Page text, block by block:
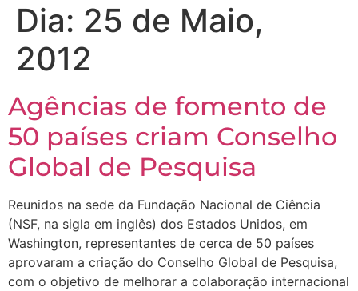
Dia: 25 de Maio,
2012
Agências de fomento de
50 países criam Conselho
Global de Pesquisa
Reunidos na sede da Fundação Nacional de Ciência
(NSF, na sigla em inglês) dos Estados Unidos, em
Washington, representantes de cerca de 50 países
aprovaram a criação do Conselho Global de Pesquisa,
com o objetivo de melhorar a colaboração internacional